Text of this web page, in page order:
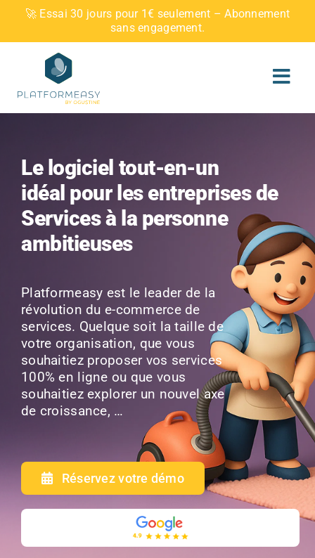
Skip
content
🚀 Essai 30 jours pour 1€ seulement – Abonnement
sans engagement.
Le logiciel tout-en-un
idéal pour les entreprises de
Services à la personne
ambitieuses
Platformeasy est le leader de la
révolution du e-commerce de
services. Quelque soit la taille de
votre organisation, que vous
souhaitiez proposer vos services
100% en ligne ou que vous
souhaitiez explorer un nouvel axe
de croissance, …
Réservez votre démo